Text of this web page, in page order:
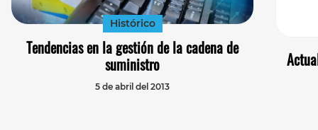
Histórico
Tendencias en la gestión de la cadena de
suministro
5 de abril del 2013